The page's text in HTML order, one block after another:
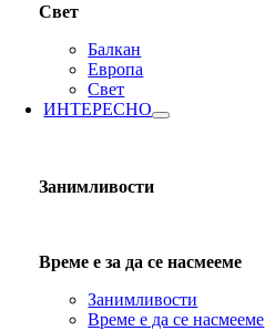
Свет
Балкан
Европа
Свет
ИНТЕРЕСНО
Занимливости
Време е за да се насмееме
Занимливости
Време е да се насмееме